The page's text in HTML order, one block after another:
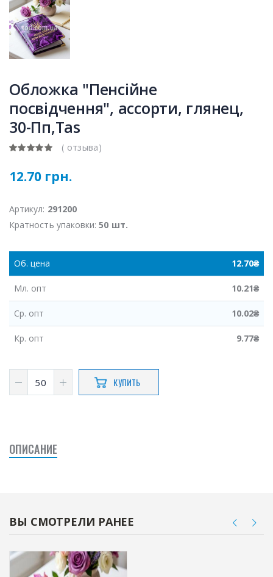
Обложка "Пенсiйне
посвiдчення", ассорти, глянец,
30-Пп,Tas
( отзыва)
12.70 грн.
Артикул: 291200
Кратность упаковки:50 шт.
Об. цена 12.70₴
Мл. опт 10.21₴
Ср. опт 10.02₴
Кр. опт 9.77₴
КУПИТЬ
ОПИСАНИЕ
ВЫ СМОТРЕЛИ РАНЕЕ